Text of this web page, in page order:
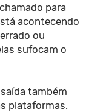
para
acontecendo
ou
sufocam o
também
plataformas.